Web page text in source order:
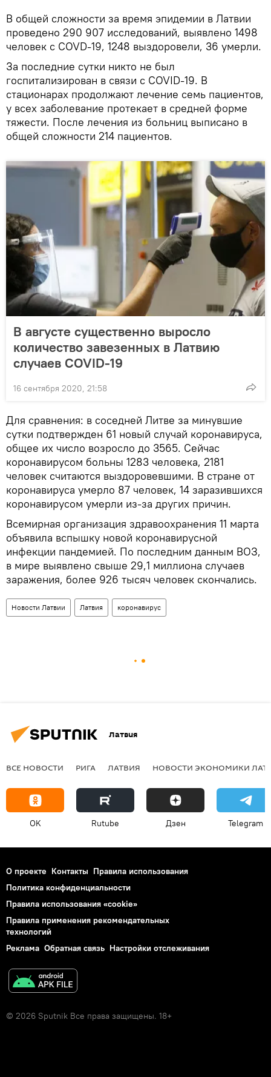
В общей сложности за время эпидемии в Латвии
проведено 290 907 исследований, выявлено 1498
человек с COVD-19, 1248 выздоровели, 36 умерли.
За последние сутки никто не был
госпитализирован в связи с COVID-19. В
стационарах продолжают лечение семь пациентов,
у всех заболевание протекает в средней форме
тяжести. После лечения из больниц выписано в
общей сложности 214 пациентов.
В августе существенно выросло
количество завезенных в Латвию
случаев COVID-19
16 сентября 2020, 21:58
Для сравнения: в соседней Литве за минувшие
сутки подтвержден 61 новый случай коронавируса,
общее их число возросло до 3565. Сейчас
коронавирусом больны 1283 человека, 2181
человек считаются выздоровевшими. В стране от
коронавируса умерло 87 человек, 14 заразившихся
коронавирусом умерли из-за других причин.
Всемирная организация здравоохранения 11 марта
объявила вспышку новой коронавирусной
инфекции пандемией. По последним данным ВОЗ,
в мире выявлено свыше 29,1 миллиона случаев
заражения, более 926 тысяч человек скончались.
Новости Латвии Латвия коронавирус
Латвия
ВСЕ НОВОСТИ РИГА ЛАТВИЯ НОВОСТИ ЭКОНОМИКИ
OK Rutube Дзен Telegram
О проекте Контакты Правила использования
Политика конфиденциальности
Правила использования «cookie»
Правила применения рекомендательных
технологий
Реклама Обратная связь Настройки отслеживания
© 2026 Sputnik Все права защищены. 18+